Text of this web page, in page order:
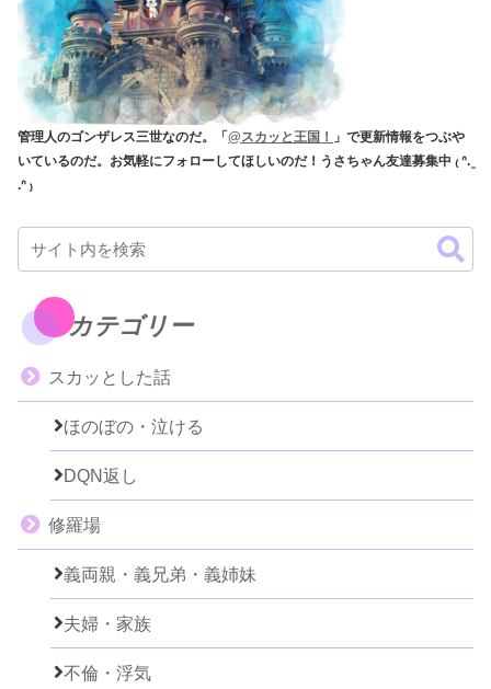
管理人のゴンザレス三世なのだ。「@スカッと王国！
」で更新情報をつぶや
いているのだ。お気軽にフォローしてほしいのだ！うさちゃん友達募集中 ₍ ᐢ. ̫
.ᐢ ₎
カテゴリー
スカッとした話
ほのぼの・泣ける
DQN返し
修羅場
義両親・義兄弟・義姉妹
夫婦・家族
不倫・浮気